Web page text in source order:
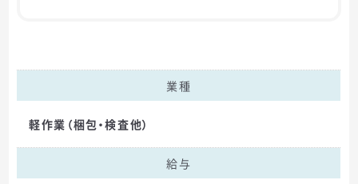
業種
軽作業（梱包・検査他）
給与